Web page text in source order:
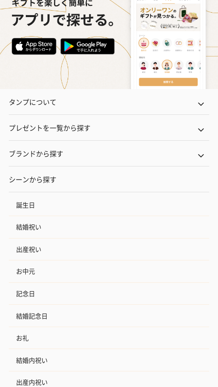
タンプについて
プレゼントを一覧から探す
ブランドから探す
シーンから探す
誕生日
結婚祝い
出産祝い
お中元
記念日
結婚記念日
お礼
結婚内祝い
出産内祝い